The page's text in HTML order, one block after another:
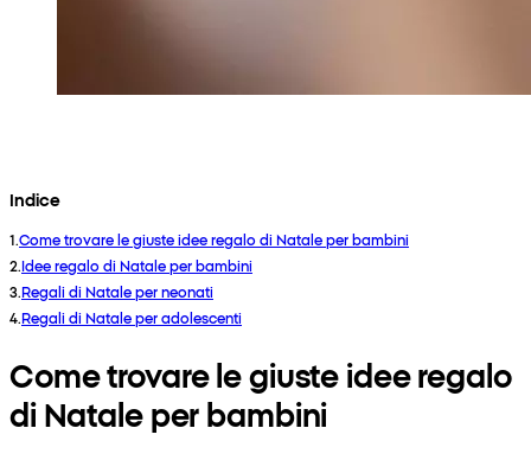
Indice
1.Come trovare le giuste idee regalo di Natale per bambini
2.Idee regalo di Natale per bambini
3.Regali di Natale per neonati
4.Regali di Natale per adolescenti
Come trovare le giuste idee regalo
di Natale per bambini